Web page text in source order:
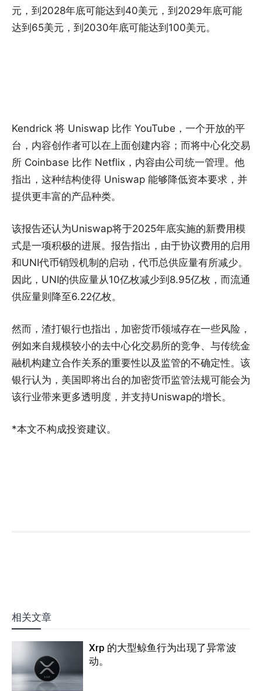
元，到2028年底可能达到40美元，到2029年底可能
达到65美元，到2030年底可能达到100美元。
Kendrick 将 Uniswap 比作 YouTube，一个开放的平
台，内容创作者可以在上面创建内容；而将中心化交易
所 Coinbase 比作 Netflix，内容由公司统一管理。他
指出，这种结构使得 Uniswap 能够降低资本要求，并
提供更丰富的产品种类。
该报告还认为Uniswap将于2025年底实施的新费用模
式是一项积极的进展。报告指出，由于协议费用的启用
和UNI代币销毁机制的启动，代币总供应量有所减少。
因此，UNI的供应量从10亿枚减少到8.95亿枚，而流通
供应量则降至6.22亿枚。
然而，渣打银行也指出，加密货币领域存在一些风险，
例如来自规模较小的去中心化交易所的竞争、与传统金
融机构建立合作关系的重要性以及监管的不确定性。该
银行认为，美国即将出台的加密货币监管法规可能会为
该行业带来更多透明度，并支持Uniswap的增长。
*本文不构成投资建议。
相关文章
Xrp 的大型鲸鱼行为出现了异常波
动。